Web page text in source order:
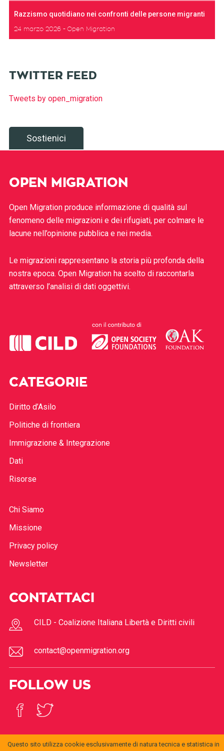
Razzismo quotidiano nei confronti delle persone migranti
24 marzo 2026 Open Migration
TWITTER FEED
Tweets by open_migration
Sostienici
OPEN MIGRATION
Open Migration produce informazione di qualità sul
fenomeno delle migrazioni e dei rifugiati, per colmare le
lacune nell’opinione pubblica e nei media.
Le migrazioni rappresentano la storia più profonda della
nostra epoca. Open Migration ha scelto di raccontarla
attraverso l’analisi di dati oggettivi.
CATEGORIE
Diritto d’Asilo
Politiche di frontiera
Immigrazione & Integrazione
Dati
Risorse
Chi Siamo
Missione
Privacy policy
Newsletter
CONTATTACI
CILD - Coalizione Italiana Libertà e Diritti civili
contact@openmigration.org
FOLLOW US
Questo sito utilizza cookie esclusivamente di natura tecnica e statistica in